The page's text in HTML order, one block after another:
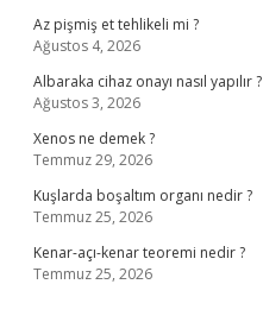
Az pişmiş et tehlikeli mi ?
Ağustos 4, 2026
Albaraka cihaz onayı nasıl yapılır ?
Ağustos 3, 2026
Xenos ne demek ?
Temmuz 29, 2026
Kuşlarda boşaltım organı nedir ?
Temmuz 25, 2026
Kenar-açı-kenar teoremi nedir ?
Temmuz 25, 2026